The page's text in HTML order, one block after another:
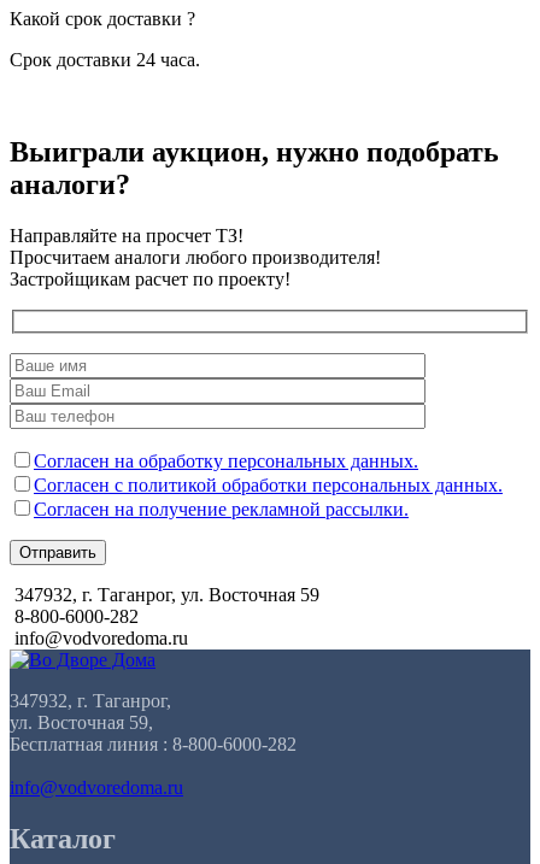
Какой срок доставки ?
Срок доставки 24 часа.
Выиграли аукцион, нужно подобрать
аналоги?
Направляйте на просчет ТЗ!
Просчитаем аналоги любого производителя!
Застройщикам расчет по проекту!
Согласен на обработку персональных данных.
Согласен с политикой обработки персональных данных.
Согласен на получение рекламной рассылки.
Отправить
347932, г. Таганрог, ул. Восточная 59
8-800-6000-282
info@vodvoredoma.ru
347932, г. Таганрог,
ул. Восточная 59,
Бесплатная линия : 8-800-6000-282
info@vodvoredoma.ru
Каталог